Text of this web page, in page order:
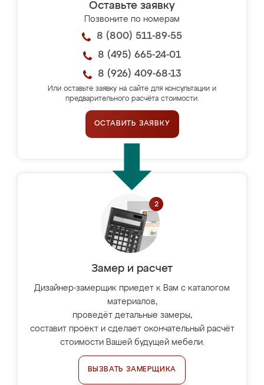
Оставьте заявку
Позвоните по номерам
8 (800) 511-89-55
8 (495) 665-24-01
8 (926) 409-68-13
Или оставьте заявку на сайте для консультации и
предварительного расчёта стоимости.
ОСТАВИТЬ ЗАЯВКУ
Замер и расчет
Дизайнер-замерщик приедет к Вам с каталогом
материалов,
проведёт детальные замеры,
составит проект и сделает окончательный расчёт
стоимости Вашей будущей мебели.
ВЫЗВАТЬ ЗАМЕРЩИКА